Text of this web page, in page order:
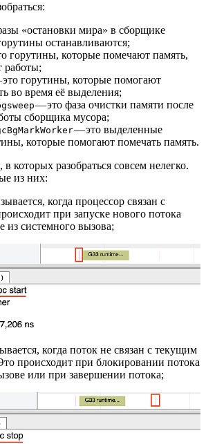
«остановки мира» в сборщике
останавливаются;
горутины, которые помечают память,
работы;
горутины, которые помогают
во время её выделения;
— это фаза очистки памяти после
сборщика мусора;
— это выделенные
которые помогают помечать память.
которых разобраться совсем нелегко.
из них:
когда процессор связан с
при запуске нового потока
из системного вызова;
когда поток не связан с текущим
происходит при блокировании потока
или при завершении потока;